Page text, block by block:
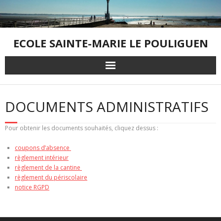
to
content
ECOLE SAINTE-MARIE LE POULIGUEN
DOCUMENTS ADMINISTRATIFS
Pour obtenir les documents souhaités, cliquez dessus :
coupons d’absence
règlement intérieur
règlement de la cantine
règlement du périscolaire
notice RGPD